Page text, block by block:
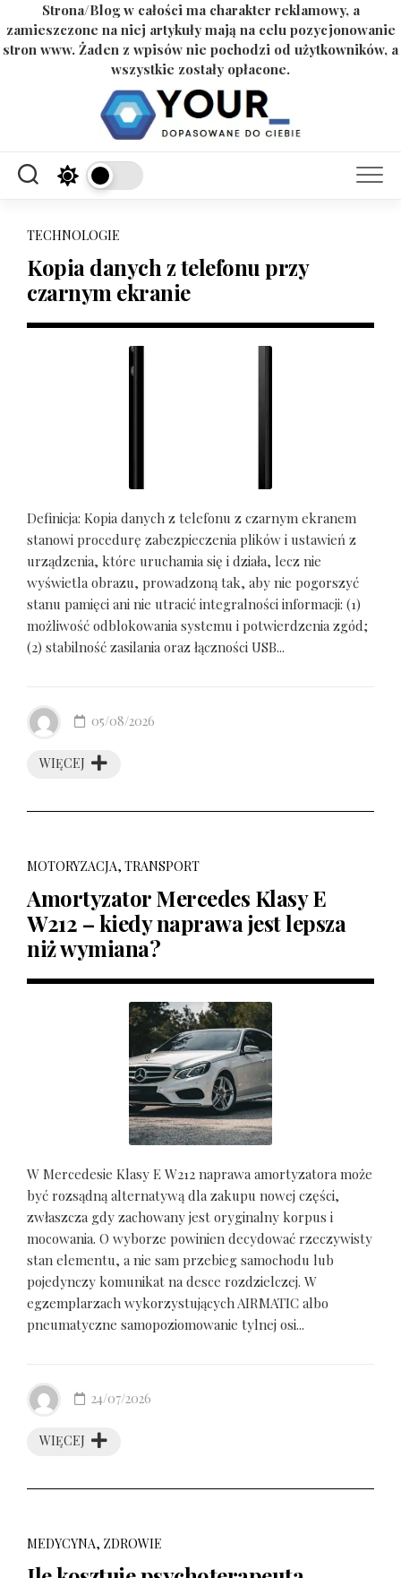
Strona/Blog w całości ma charakter reklamowy, a
zamieszczone na niej artykuły mają na celu pozycjonowanie
stron www. Żaden z wpisów nie pochodzi od użytkowników, a
wszystkie zostały opłacone.
TECHNOLOGIE
Kopia danych z telefonu przy
czarnym ekranie
Definicja: Kopia danych z telefonu z czarnym ekranem
stanowi procedurę zabezpieczenia plików i ustawień z
urządzenia, które uruchamia się i działa, lecz nie
wyświetla obrazu, prowadzoną tak, aby nie pogorszyć
stanu pamięci ani nie utracić integralności informacji: (1)
możliwość odblokowania systemu i potwierdzenia zgód;
(2) stabilność zasilania oraz łączności USB...
WIĘCEJ
05/08/2026
MOTORYZACJA, TRANSPORT
Amortyzator Mercedes Klasy E
W212 – kiedy naprawa jest lepsza
niż wymiana?
W Mercedesie Klasy E W212 naprawa amortyzatora może
być rozsądną alternatywą dla zakupu nowej części,
zwłaszcza gdy zachowany jest oryginalny korpus i
mocowania. O wyborze powinien decydować rzeczywisty
stan elementu, a nie sam przebieg samochodu lub
pojedynczy komunikat na desce rozdzielczej. W
egzemplarzach wykorzystujących AIRMATIC albo
pneumatyczne samopoziomowanie tylnej osi...
WIĘCEJ
24/07/2026
MEDYCYNA, ZDROWIE